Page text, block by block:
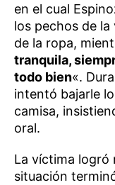
en el cual
los pechos de
de la ropa,
tranquila,
todo bien«.
intentó bajarle
camisa,
oral.
La víctima logró
situación